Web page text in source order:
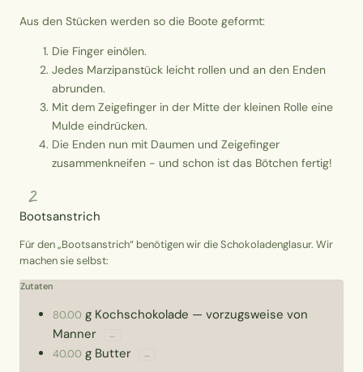
Aus den Stücken werden so die Boote geformt:
Die Finger einölen.
Jedes Marzipanstück leicht rollen und an den Enden
abrunden.
Mit dem Zeigefinger in der Mitte der kleinen Rolle eine
Mulde eindrücken.
Die Enden nun mit Daumen und Zeigefinger
zusammenkneifen - und schon ist das Bötchen fertig!
2
Bootsanstrich
Für den „Bootsanstrich“ benötigen wir die Schokoladenglasur. Wir
machen sie selbst:
Zutaten
80.00 g Kochschokolade — vorzugsweise von
Manner
↔
40.00 g Butter ↔